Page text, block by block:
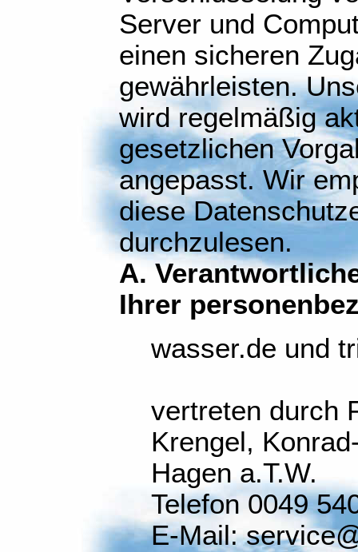
Server und
einen sicheren
gewährleisten.
wird regelmäßig
gesetzlichen
angepasst. Wir
diese
durchzulesen.
A.
Ihrer
wasser.de und
vertreten durch
Krengel,
Hagen a.T.W.
Telefon 0049
E-Mail: